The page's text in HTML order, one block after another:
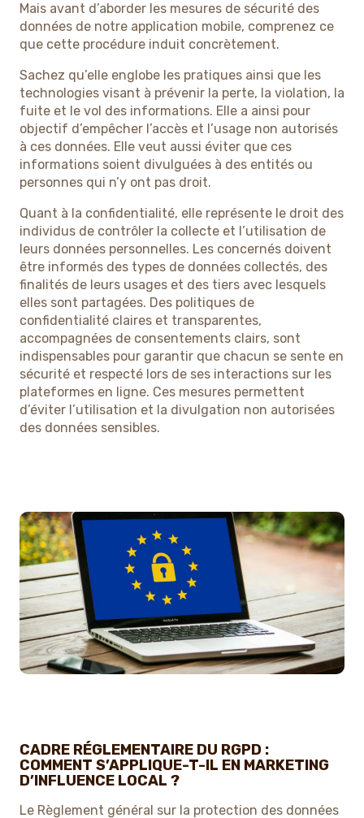
Mais avant d’aborder les mesures de sécurité des
données de notre application mobile, comprenez ce
que cette procédure induit concrètement.
Sachez qu’elle englobe les pratiques ainsi que les
technologies visant à prévenir la perte, la violation, la
fuite et le vol des informations. Elle a ainsi pour
objectif d’empêcher l’accès et l’usage non autorisés
à ces données. Elle veut aussi éviter que ces
informations soient divulguées à des entités ou
personnes qui n’y ont pas droit.
Quant à la confidentialité, elle représente le droit des
individus de contrôler la collecte et l’utilisation de
leurs données personnelles. Les concernés doivent
être informés des types de données collectés, des
finalités de leurs usages et des tiers avec lesquels
elles sont partagées. Des politiques de
confidentialité claires et transparentes,
accompagnées de consentements clairs, sont
indispensables pour garantir que chacun se sente en
sécurité et respecté lors de ses interactions sur les
plateformes en ligne. Ces mesures permettent
d’éviter l’utilisation et la divulgation non autorisées
des données sensibles.
CADRE RÉGLEMENTAIRE DU RGPD :
COMMENT S’APPLIQUE-T-IL EN MARKETING
D’INFLUENCE LOCAL ?
Le Règlement général sur la protection des données